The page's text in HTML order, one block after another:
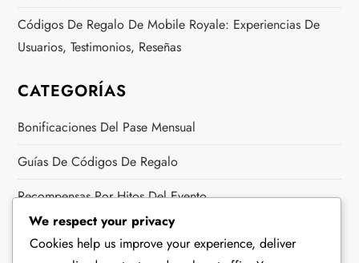
Códigos De Regalo De Mobile Royale: Experiencias De
Usuarios, Testimonios, Reseñas
CATEGORÍAS
Bonificaciones Del Pase Mensual
Guías De Códigos De Regalo
Recompensas Por Hitos Del Evento
ARCHIVO
We respect your privacy
Cookies help us improve your experience, deliver